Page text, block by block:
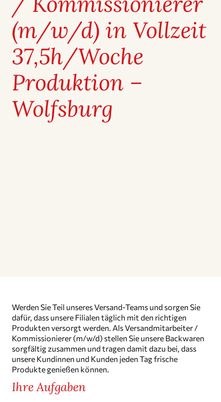
(m/w/d) in Vollzeit
37,5h/Woche
Produk­tion –
Wolfsburg
Werden Sie Teil unseres Versand-Teams und sorgen Sie
dafür, dass unsere Filialen täglich mit den richtigen
Produkten versorgt werden. Als Versand­mit­ar­beiter /
Kommis­sio­nierer (m/w/d) stellen Sie unsere Backwaren
sorgfältig zusammen und tragen damit dazu bei, dass
unsere Kundinnen und Kunden jeden Tag frische
Produkte genießen können.
Ihre Aufgaben